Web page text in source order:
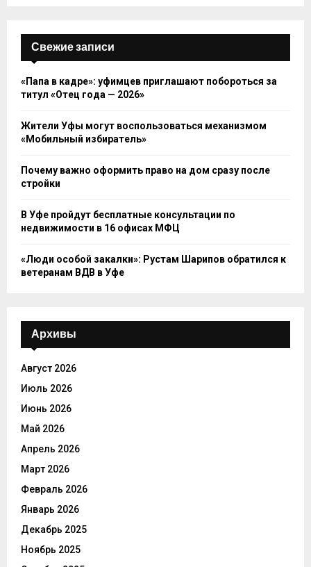
Свежие записи
«Папа в кадре»: уфимцев приглашают побороться за
титул «Отец года — 2026»
Жители Уфы могут воспользоваться механизмом
«Мобильный избиратель»
Почему важно оформить право на дом сразу после
стройки
В Уфе пройдут бесплатные консультации по
недвижимости в 16 офисах МФЦ
«Люди особой закалки»: Рустам Шарипов обратился к
ветеранам ВДВ в Уфе
Архивы
Август 2026
Июль 2026
Июнь 2026
Май 2026
Апрель 2026
Март 2026
Февраль 2026
Январь 2026
Декабрь 2025
Ноябрь 2025